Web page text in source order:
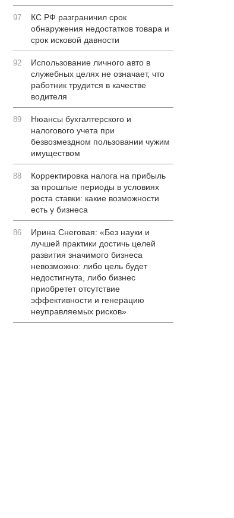
97
КС РФ разграничил срок
обнаружения недостатков товара и
срок исковой давности
92
Использование личного авто в
служебных целях не означает, что
работник трудится в качестве
водителя
89
Нюансы бухгалтерского и
налогового учета при
безвозмездном пользовании чужим
имуществом
88
Корректировка налога на прибыль
за прошлые периоды в условиях
роста ставки: какие возможности
есть у бизнеса
86
Ирина Снеговая: «Без науки и
лучшей практики достичь целей
развития значимого бизнеса
невозможно: либо цель будет
недостигнута, либо бизнес
приобретет отсутствие
эффективности и генерацию
неуправляемых рисков»